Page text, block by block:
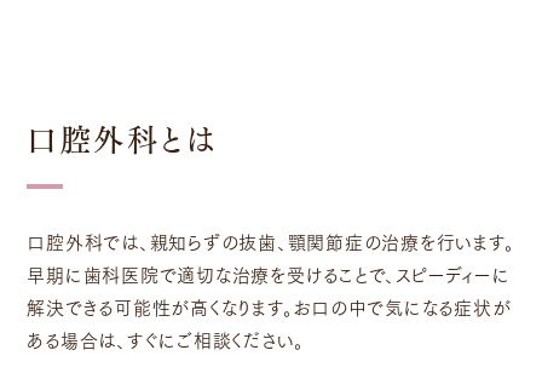
口腔外科とは
口腔外科では、親知らずの抜歯、顎関節症の治療を行います。
早期に歯科医院で適切な治療を受けることで、スピーディーに
解決できる可能性が高くなります。お口の中で気になる症状が
ある場合は、すぐにご相談ください。